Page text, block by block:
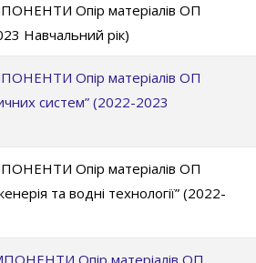
Опір матеріалів ОП
Навчальний рік)
Опір матеріалів ОП
систем” (2022-2023
Опір матеріалів ОП
та водні технології” (2022-